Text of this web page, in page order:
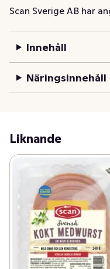
paketerad i en
innehåller alla våra
produkter enbart kött
från djur från svenska
gårdar."
En riktig klassiker och
Naturligtvis innehåller
från djur från svenska
Scan Sverige AB har
Innehåll
Näringsinnehåll
Liknande